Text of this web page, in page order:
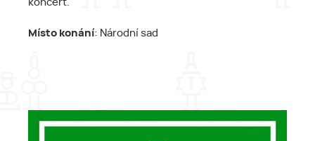
koncert.
Místo konání: Národní sad